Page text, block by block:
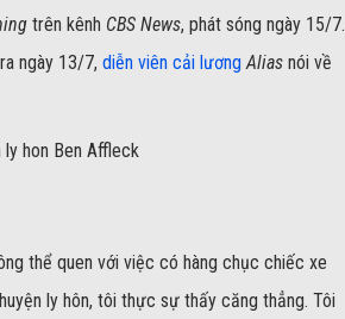
trên kênh CBS News, phát sóng ngày 15/7.
ngày 13/7, diễn viên cải lương Alias nói về
thể quen với việc có hàng chục chiếc xe
ly hôn, tôi thực sự thấy căng thẳng. Tôi